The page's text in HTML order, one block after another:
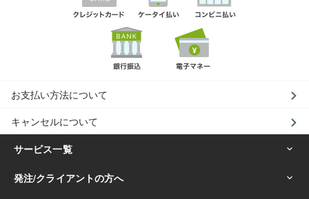
お支払い方法について
キャンセルについて